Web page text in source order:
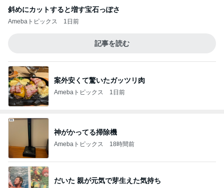
斜めにカットすると増す宝石っぽさ
Amebaトピックス 1日前
記事を読む
案外安くて驚いたガッツリ肉
Amebaトピックス 1日前
神がかってる掃除機
Amebaトピックス 18時間前
だいた 親が元気で芽生えた気持ち